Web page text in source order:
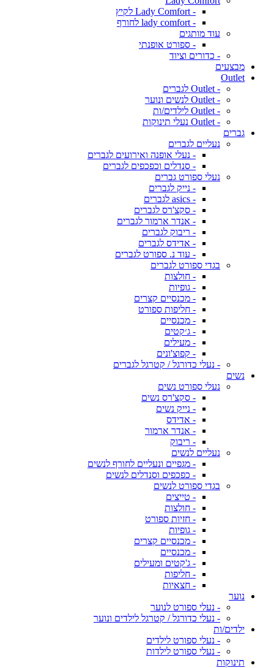
- Lady Comfort לקיץ
- lady comfort לחורף
עוד מותגים
- ספורט אופנתי
- כדורים וציוד
מבצעים
Outlet
- Outlet לגברים
- Outlet לנשים ונוער
- Outlet לילדים/ות
- Outlet נעלי תינוקות
גברים
נעליים לגברים
- נעלי אופנה ואירועים לגברים
- סנדלים וכפכפים לגברים
נעלי ספורט גברים
- נייק לגברים
- asics לגברים
- סקצ'רס לגברים
- אנדר ארמור לגברים
- ריבוק לגברים
- אדידס לגברים
- עוד נ. ספורט לגברים
בגדי ספורט לגברים
- חולצות
- גופיות
- מכנסיים קצרים
- חליפות ספורט
- מכנסיים
- ג׳קטים
- מעילים
- קפוצ'ונים
- נעלי כדורגל / קטרגל לגברים
נשים
נעלי ספורט נשים
- סקצ'רס נשים
- נייק נשים
- אדידס
- אנדר ארמור
- ריבוק
נעליים לנשים
- מגפיים ונעליים לחורף לנשים
- כפכפים וסנדלים לנשים
בגדי ספורט לנשים
- טייצים
- חולצות
- חזיות ספורט
- גופיות
- מכנסיים קצרים
- מכנסיים
- ג'קטים ומעילים
- חליפות
- חצאיות
נוער
- נעלי ספורט לנוער
- נעלי כדורגל / קטרגל לילדים ונוער
ילדים/ות
- נעלי ספורט לילדים
- נעלי ספורט לילדות
תינוקות